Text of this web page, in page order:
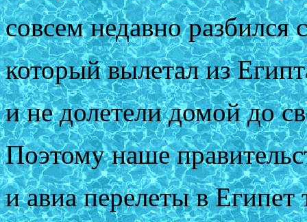
совсем недавно разбился
который вылетал из
и не долетели домой до
Поэтому наше
и авиа перелеты в